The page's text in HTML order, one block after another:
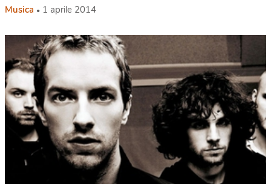
Musica 1 aprile 2014